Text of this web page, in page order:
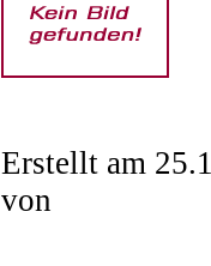
Erstellt am
von